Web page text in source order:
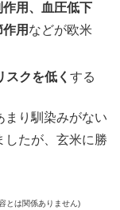
用、血圧低下
用 などが欧米
スクを低くする
まり馴染みがない
したが、玄米に勝
とは関係ありません)